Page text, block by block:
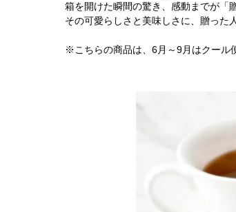
箱を開けた瞬間の驚き、感動までが「
その可愛らしさと美味しさに、贈った
※こちらの商品は、6月～9月はクール